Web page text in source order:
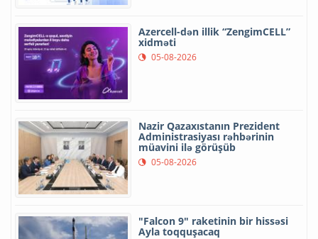
Azercell-dən illik “ZengimCELL”
xidməti
05-08-2026
Nazir Qazaxıstanın Prezident
Administrasiyası rəhbərinin
müavini ilə görüşüb
05-08-2026
"Falcon 9" raketinin bir hissəsi
Ayla toqquşacaq